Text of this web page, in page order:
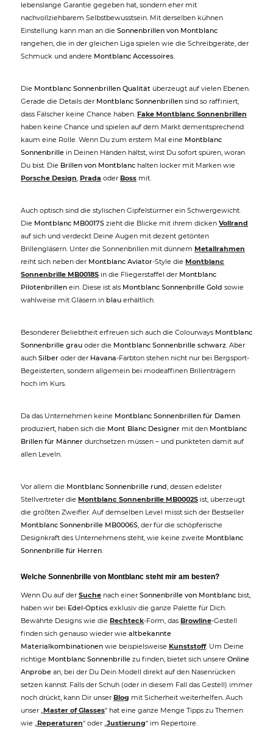
lebenslange Garantie gegeben hat, sondern eher mit
nachvollziehbarem Selbstbewusstsein. Mit derselben kühnen
Einstellung kann man an die Sonnenbrillen von Montblanc
rangehen, die in der gleichen Liga spielen wie die Schreibgeräte, der
Schmuck und andere Montblanc Accessoires.
Die Montblanc Sonnenbrillen Qualität überzeugt auf vielen Ebenen.
Gerade die Details der Montblanc Sonnenbrillen sind so raffiniert,
dass Fälscher keine Chance haben. Fake Montblanc Sonnenbrillen
haben keine Chance und spielen auf dem Markt dementsprechend
kaum eine Rolle. Wenn Du zum erstem Mal eine Montblanc
Sonnenbrille in Deinen Händen hältst, wirst Du sofort spüren, woran
Du bist. Die Brillen von Montblanc halten locker mit Marken wie
Porsche Design, Prada oder Boss mit.
Auch optisch sind die stylischen Gipfelstürmer ein Schwergewicht.
Die Montblanc MB0017S zieht die Blicke mit ihrem dicken Vollrand
auf sich und verdeckt Deine Augen mit dezent getönten
Brillengläsern. Unter die Sonnenbrillen mit dünnem Metallrahmen
reiht sich neben der Montblanc Aviator-Style die Montblanc
Sonnenbrille MB0018S in die Fliegerstaffel der Montblanc
Pilotenbrillen ein. Diese ist als Montblanc Sonnenbrille Gold sowie
wahlweise mit Gläsern in blau erhältlich.
Besonderer Beliebtheit erfreuen sich auch die Colourways Montblanc
Sonnenbrille grau oder die Montblanc Sonnenbrille schwarz. Aber
auch Silber oder der Havana-Farbton stehen nicht nur bei Bergsport-
Begeisterten, sondern allgemein bei modeaffinen Brillenträgern
hoch im Kurs.
Da das Unternehmen keine Montblanc Sonnenbrillen für Damen
produziert, haben sich die Mont Blanc Designer mit den Montblanc
Brillen für Männer durchsetzen müssen – und punkteten damit auf
allen Leveln.
Vor allem die Montblanc Sonnenbrille rund, dessen edelster
Stellvertreter die Montblanc Sonnenbrille MB0002S ist, überzeugt
die größten Zweifler. Auf demselben Level misst sich der Bestseller
Montblanc Sonnenbrille MB0006S, der für die schöpferische
Designkraft des Unternehmens steht, wie keine zweite Montblanc
Sonnenbrille für Herren.
Welche Sonnenbrille von Montblanc steht mir am besten?
Wenn Du auf der Suche nach einer Sonnenbrille von Montblanc bist,
haben wir bei Edel-Optics exklusiv die ganze Palette für Dich.
Bewährte Designs wie die Rechteck-Form, das Browline-Gestell
finden sich genauso wieder wie altbekannte
Materialkombinationen wie beispielsweise Kunststoff. Um Deine
richtige Montblanc Sonnenbrille zu finden, bietet sich unsere Online
Anprobe an, bei der Du Dein Modell direkt auf den Nasenrücken
setzen kannst. Falls der Schuh (oder in diesem Fall das Gestell) immer
noch drückt, kann Dir unser Blog mit Sicherheit weiterhelfen. Auch
unser „Master of Glasses“ hat eine ganze Menge Tipps zu Themen
wie „Reperaturen“ oder „Justierung“ im Repertoire.